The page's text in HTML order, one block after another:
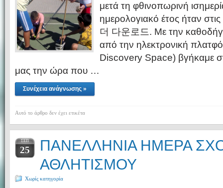
μετά τη φθινοπωρινή
ημερολογιακό έτος ήταν
더 다운로드. Με την
από την ηλεκτρονική
Discovery Space) βγήκαμε
μας την ώρα που …
Συνέχεια ανάγνωσης »
Αυτό το άρθρο δεν έχει ετικέτα
ΣΕΠ
25
ΠΑΝΕΛΛΗΝΙΑ ΗΜΕΡΑ
ΑΘΛΗΤΙΣΜΟΥ
Χωρίς κατηγορία